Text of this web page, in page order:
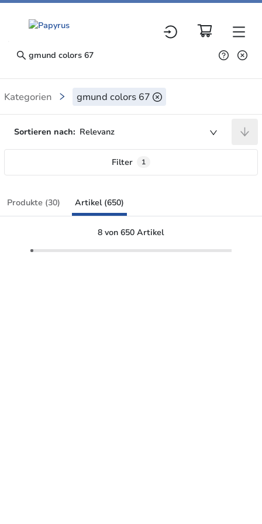
Search results
Artikel
Kategorien gmund colors 67
Sortieren nach: Relevanz
Filter 1
Produkte (30) Artikel (650)
8 von 650 Artikel